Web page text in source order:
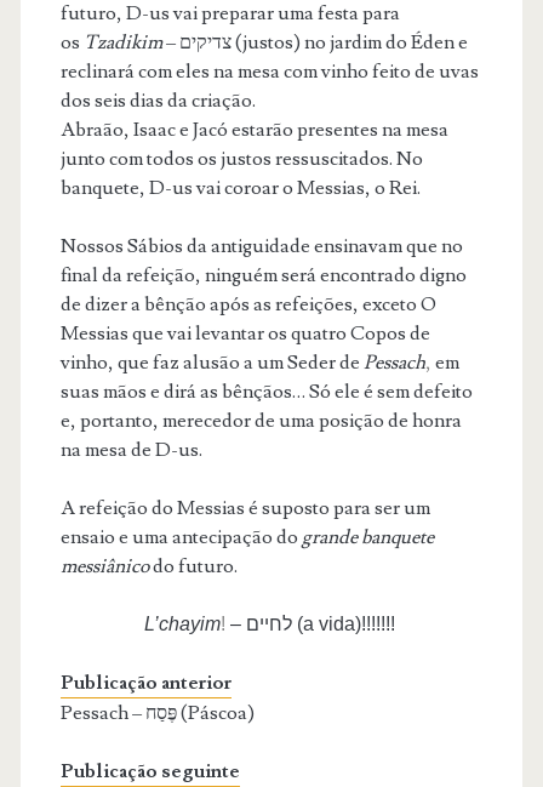
futuro, D-us vai preparar uma festa para
os Tzadikim– צדיקים (justos) no jardim do Éden e
reclinará com eles na mesa com vinho feito de uvas
dos seis dias da criação.
Abraão, Isaac e Jacó estarão presentes na mesa
junto com todos os justos ressuscitados. No
banquete, D-us vai coroar o Messias, o Rei.
Nossos Sábios da antiguidade ensinavam que no
final da refeição, ninguém será encontrado digno
de dizer a bênção após as refeições, exceto O
Messias que vai levantar os quatro Copos de
vinho, que faz alusão a um Seder de Pessach, em
suas mãos e dirá as bênçãos… Só ele é sem defeito
e, portanto, merecedor de uma posição de honra
na mesa de D-us.
A refeição do Messias é suposto para ser um
ensaio e uma antecipação do grande banquete
messiânicodo futuro.
L’chayim! – לחיים (a vida)!!!!!!!
Publicação anterior
Pessach – פֶּסַח (Páscoa)
Publicação seguinte